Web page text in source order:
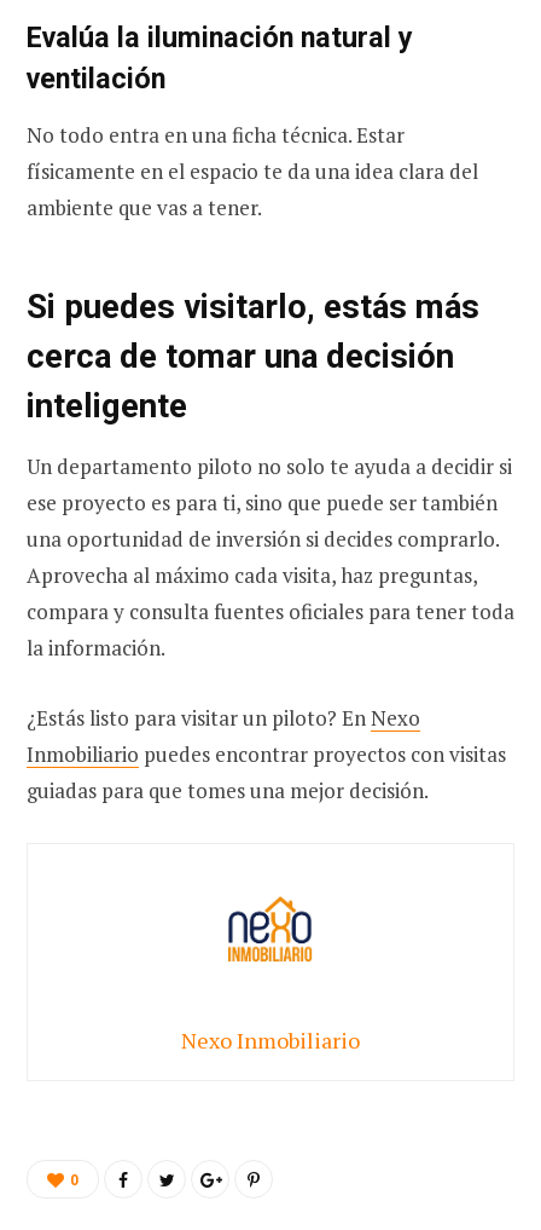
Evalúa la iluminación natural y
ventilación
No todo entra en una ficha técnica. Estar
físicamente en el espacio te da una idea clara del
ambiente que vas a tener.
Si puedes visitarlo, estás más
cerca de tomar una decisión
inteligente
Un departamento piloto no solo te ayuda a decidir si
ese proyecto es para ti, sino que puede ser también
una oportunidad de inversión si decides comprarlo.
Aprovecha al máximo cada visita, haz preguntas,
compara y consulta fuentes oficiales para tener toda
la información.
¿Estás listo para visitar un piloto? EnNexo
Inmobiliario puedes encontrar proyectos con visitas
guiadas para que tomes una mejor decisión.
Nexo Inmobiliario
0